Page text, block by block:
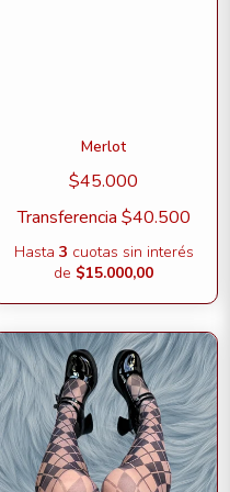
Merlot
$45.000
Transferencia $40.500
Hasta 3 cuotas sin interés
de $15.000,00